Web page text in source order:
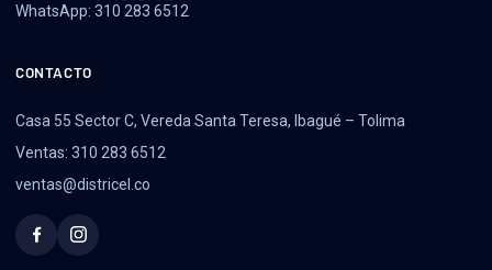
WhatsApp: 310 283 6512
CONTACTO
Casa 55 Sector C, Vereda Santa Teresa, Ibagué – Tolima
Ventas: 310 283 6512
ventas@districel.co